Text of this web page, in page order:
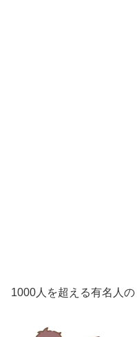
1000人を超える有名人の